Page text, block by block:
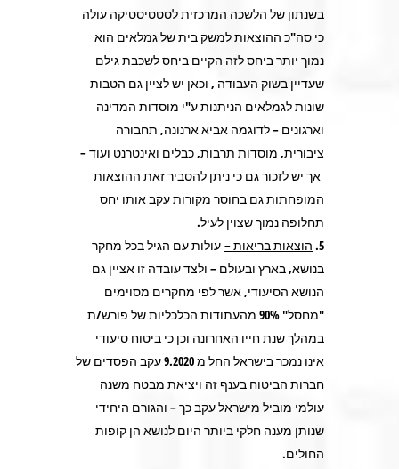
בשנתון של הלשכה המרכזית לסטטיסטיקה עולה
כי סה"כ ההוצאות למשק בית של גמלאים הוא
נמוך יותר ביחס לזה הקיים ביחס לשכבת גילם
שעדיין בשוק העבודה , וכאן יש לציין גם הטבות
שונות לגמלאים הניתנות ע"י מוסדות המדינה
וארגונים – לדוגמה אביא ארנונה, תחבורה
ציבורית, מוסדות תרבות, כבלים ואינטרנט ועוד –
אך יש לזכור גם כי ניתן להסביר זאת ההוצאות
המופחתות גם בחוסר מקורות עקב אותו יחס
תחלופה נמוך שצוין לעיל.
הוצאות בריאות – עולות עם הגיל בכל מחקר
בנושא, בארץ ובעולם – ולצד עובדה זו אציין גם
הנושא הסיעודי, אשר לפי מחקרים מסוימים
"מחסל" 90% מהעתודות הכלכליות של פורש/ת
במהלך שנת חייו האחרונה וכן כי ביטוח סיעודי
אינו נמכר בישראל החל מ 9.2020 עקב הפסדים של
חברות הביטוח בענף זה ויציאת מבטח משנה
עולמי מוביל מישראל עקב כך – והגורם היחידי
שנותן מענה חלקי ביותר היום לנושא הן קופות
החולים.